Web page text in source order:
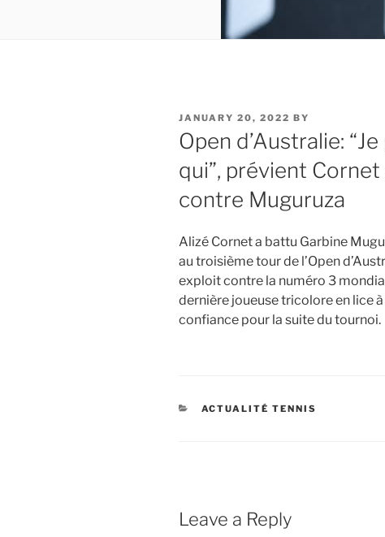
POSTED
ON
JANUARY 20, 2022 BY
Open d’Australie:
qui”, prévient
contre Muguruza
Alizé Cornet a battu Garbine
au troisième tour de l’Open
exploit contre la numéro 3
dernière joueuse tricolore en lice
confiance pour la suite du tournoi.
CATEGORIES
ACTUALITÉ TENNIS
Leave a Reply